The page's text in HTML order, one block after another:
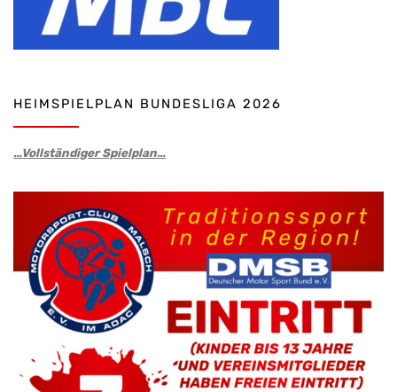
HEIMSPIELPLAN BUNDESLIGA 2026
…Vollständiger Spielplan…